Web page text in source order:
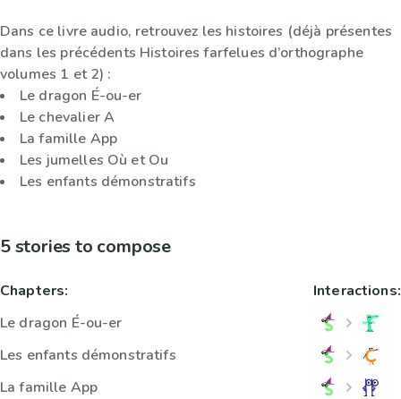
Dans ce livre audio, retrouvez les histoires (déjà présentes
dans les précédents Histoires farfelues d’orthographe
volumes 1 et 2) :
Le dragon É-ou-er
Le chevalier A
La famille App
Les jumelles Où et Ou
Les enfants démonstratifs
5 stories to compose
Chapters:
Le dragon É-ou-er
Les enfants démonstratifs
La famille App
Interactions: